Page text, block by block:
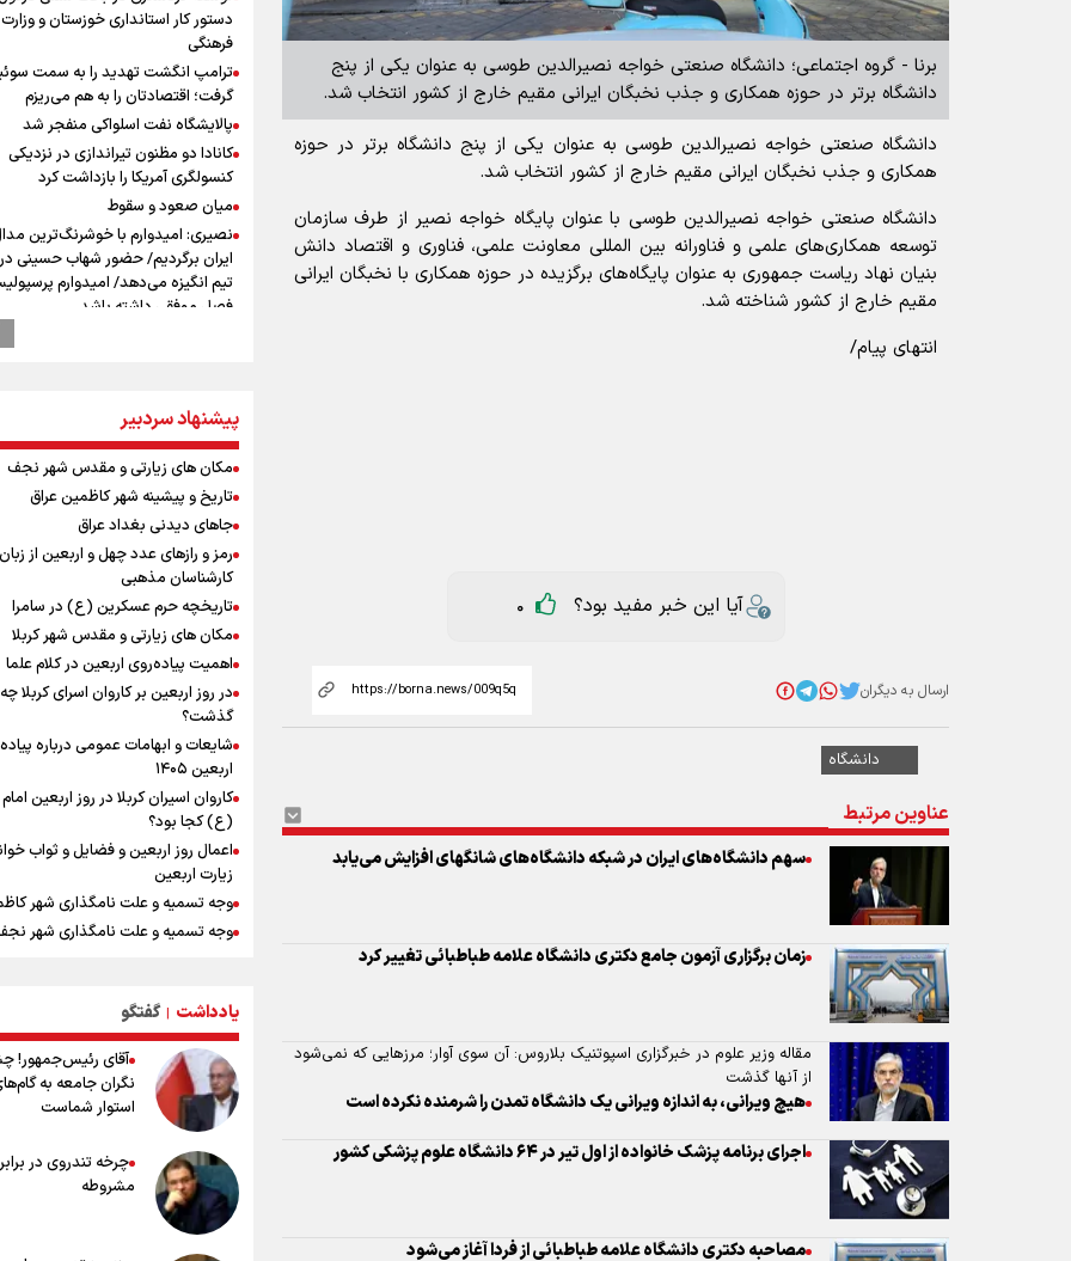
برنا - گروه اجتماعی؛ دانشگاه صنعتی خواجه نصیرالدین طوسی به عنوان یکی از پنج
دانشگاه برتر در حوزه همکاری و جذب نخبگان ایرانی مقیم خارج از کشور انتخاب شد.
دانشگاه صنعتی خواجه نصیرالدین طوسی به عنوان یکی از پنج دانشگاه برتر در حوزه
همکاری و جذب نخبگان ایرانی مقیم خارج از کشور انتخاب شد.
دانشگاه صنعتی خواجه نصیرالدین طوسی با عنوان پایگاه خواجه نصیر از طرف سازمان
توسعه همکاری‌های علمی و فناورانه بین المللی معاونت علمی، فناوری و اقتصاد دانش
بنیان نهاد ریاست جمهوری به عنوان پایگاه‌های برگزیده در حوزه همکاری با نخبگان ایرانی
مقیم خارج از کشور شناخته شد.
انتهای پیام/
سهم دانشگاه‌های ایران در شبکه دانشگاه‌های شانگهای افزایش می‌یابد
هیچ ویرانی، به اندازه ویرانی یک دانشگاه تمدن را شرمنده نکرده است
مصاحبه دکتری دانشگاه علامه طباطبائی از فردا آغاز می‌شود
دستور کار استانداری خوزستان و
فرهنگی
ترامپ انگشت تهدید را به سمت
گرفت؛ اقتصادتان را به هم می‌ریزم
پالایشگاه نفت اسلواکی منفجر شد
کانادا دو مظنون تیراندازی در نزدیکی
کنسولگری آمریکا را بازداشت کرد
میان صعود و سقوط
نصیری: امیدوارم با خوشرنگ‌ترین
ایران برگردیم/ حضور شهاب حسینی در
تیم انگیزه می‌دهد/ امیدوارم
فصل موفقی داشته باشد
از گوشت ۴ هزار تومانی تا بازار
وزیر ورزش و جوانان ایران از مرکز ملی
جمهوری آذربایجان بازدید کرد
ادعای ترامپ: جنگ بزودی پایان
تامین برخی مهمات «محدودتر» شده
افزایش تعداد قربانیان تیراندازی در
تایلندی
بازدید وزیر ورزش ایران از مجموعه ملی
تیراندازی باکو یکی از مجهزترین مراکز
تیراندازی منطقه
موسی جنپو، بازیکن فصل گذشته
پانتولیکوس یونان پیوست
دانیال شه‌بخش: اردوی ازبکستان
تیم ملی را بالا برد/ برای مدال ناگویا باید
قهرمانان جهان و المپیک را شکست
ورزشکاران سنگنوردی
یمن، ایستاده در برابر تحریم و تجاوز
کیلوگرم : امیدوارم با خوشرنگ‌ترین
ایران برگردیم
خودکشی ضارب ۱۴ ساله مدرسه تایلندی
انتشار نتایج آزمون ورودی مدارس
مفتضحانه خورده و به التماس افتاده،
باخت را هم بلد نیست
پیشنهاد سردبیر
مکان های زیارتی و مقدس شهر نجف
تاریخ و پیشینه شهر کاظمین عراق
جاهای دیدنی بغداد عراق
رمز و رازهای عدد چهل و اربعین از زبان
کارشناسان مذهبی
تاریخچه حرم عسکرین (ع) در سامرا
مکان های زیارتی و مقدس شهر کربلا
اهمیت پیاده‌روی اربعین در کلام علما
در روز اربعین بر کاروان اسرای کربلا چه
گذشت؟
شایعات و ابهامات عمومی درباره
اربعین ۱۴۰۵
کاروان اسیران کربلا در روز اربعین
(ع) کجا بود؟
اعمال روز اربعین و فضایل و ثواب
زیارت اربعین
وجه تسمیه و علت نامگذاری شهر
وجه تسمیه و علت نامگذاری شهر
وجه تسمیه و علت نامگذاری شهر سامرا
وجه تسمیه و علت نامگذاری شهر کربلا
بهترین موکب‌های ایرانی در پیاده روی
۱۴۰۵
توصیه هایی مهم برای پیچ خوردگی پا در
پیاده روی اربعین
خطرات پیاده روی اربعین/ ۷
سفری ایمن و معنوی
۲۰ نکته دوستانه درباره پیاده روی
عراقی ها
یادداشت | گفتگو
آقای رئیس‌جمهور!
نگران جامعه به
استوار شماست
چرخه تندروی در
مشروطه